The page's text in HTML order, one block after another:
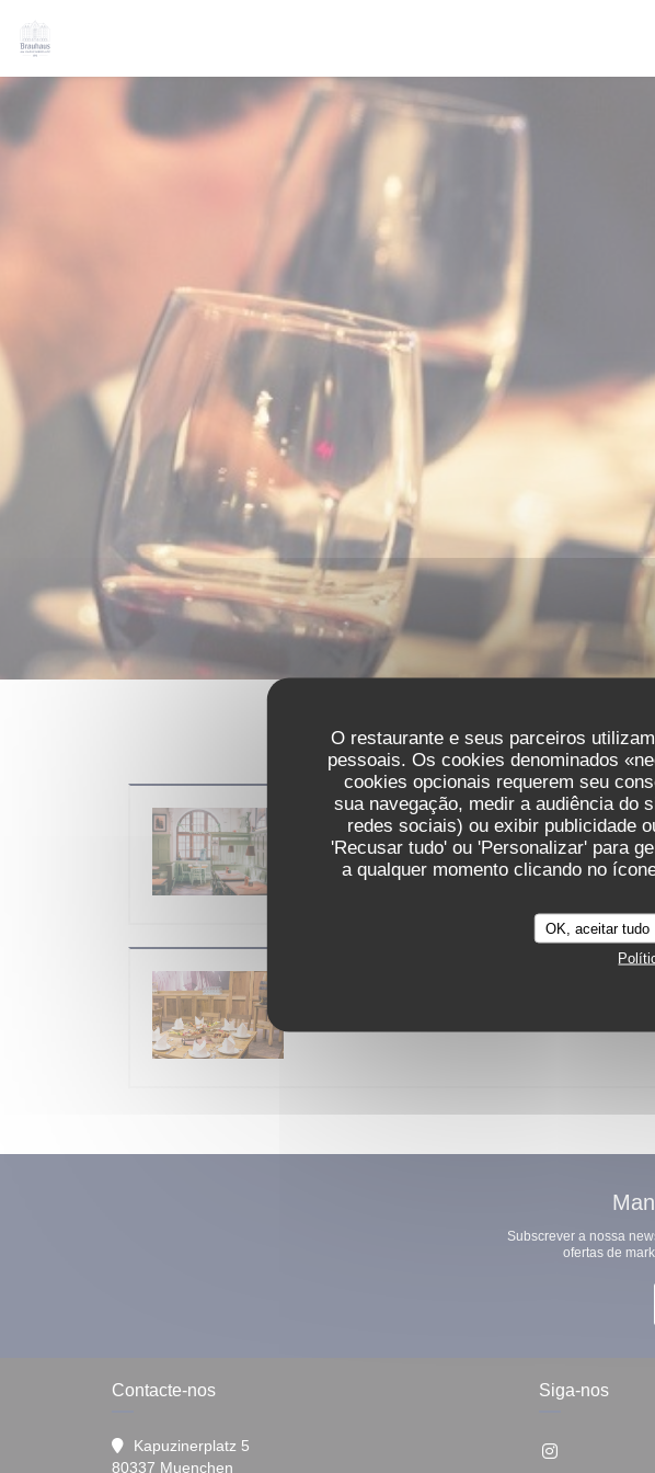
O restaurante e seus parceiros
pessoais. Os cookies denominados
cookies opcionais requerem seu
sua navegação, medir a audiência do
redes sociais) ou exibir publicidade
'Recusar tudo' ou 'Personalizar' para
a qualquer momento clicando no
OK, aceitar tudo
O 30/08/2026 do 10h00 no 23h30
Brauhaus Sommerfest
Subscrever a nossa
ofertas de
Contacte-nos
Kapuzinerplatz 5
80337 Muenchen
Siga-nos
Instagram